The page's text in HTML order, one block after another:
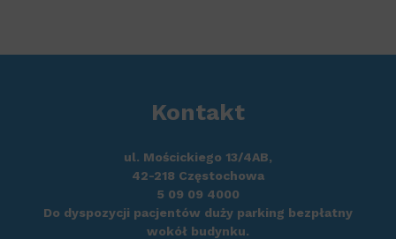
Kontakt
ul. Mościckiego 13/4AB,
42-218 Częstochowa
5 09 09 4000
Do dyspozycji pacjentów duży parking bezpłatny
wokół budynku.